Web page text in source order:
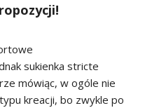
sukienka stricte
mówiąc, w ogóle nie
kreacji, bo zwykle po